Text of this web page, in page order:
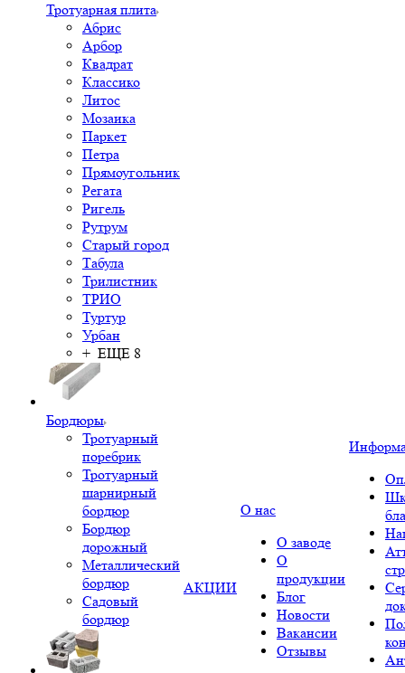
Тротуарная плита
Абрис
Арбор
Квадрат
Классико
Литос
Мозаика
Паркет
Петра
Прямоугольник
Регата
Ригель
Рутрум
Старый город
Табула
Трилистник
ТРИО
Туртур
Урбан
+ ЕЩЕ 8
Бордюры
Тротуарный
поребрик
Тротуарный
шарнирный
бордюр
Бордюр
дорожный
Металлический
бордюр
Садовый
бордюр
АКЦИИ
О нас
О заводе
О
продукции
Блог
Новости
Вакансии
Отзывы